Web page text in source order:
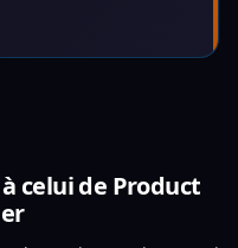
celui de Product